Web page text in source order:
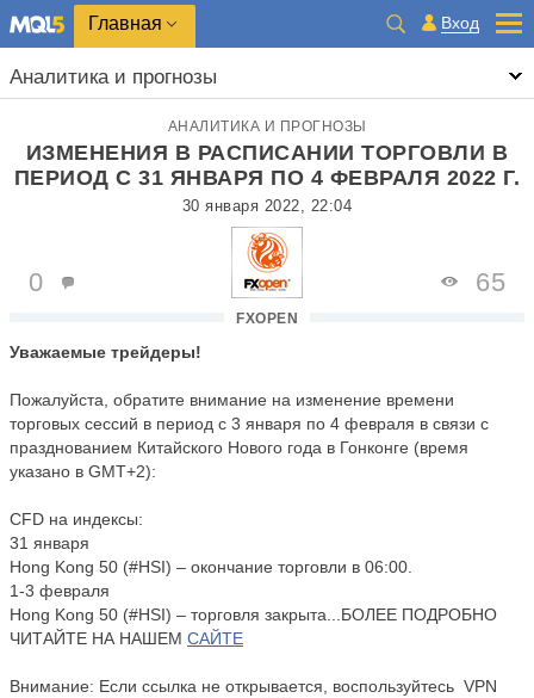
Главная Вход
Аналитика и прогнозы
АНАЛИТИКА И ПРОГНОЗЫ
ИЗМЕНЕНИЯ В РАСПИСАНИИ ТОРГОВЛИ В
ПЕРИОД С 31 ЯНВАРЯ ПО 4 ФЕВРАЛЯ 2022 Г.
30 января 2022, 22:04
FXOPEN
0 65
Уважаемые трейдеры!
Пожалуйста, обратите внимание на изменение времени
торговых сессий в период с 3 января по 4 февраля в связи с
празднованием Китайского Нового года в Гонконге (время
указано в GMT+2):
CFD на индексы:
31 января
Hong Kong 50 (#HSI) – окончание торговли в 06:00.
1-3 февраля
Hong Kong 50 (#HSI) – торговля закрыта...БОЛЕЕ ПОДРОБНО
ЧИТАЙТЕ НА НАШЕМ САЙТЕ
Внимание: Если ссылка не открывается, воспользуйтесь VPN